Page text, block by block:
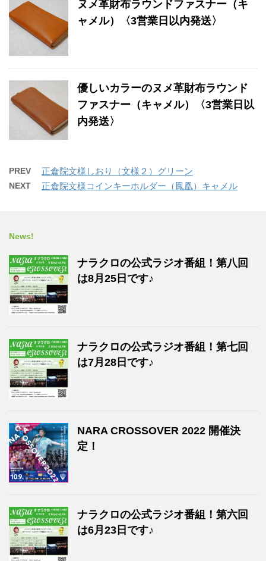
ヌメ革財布ラウンドファスナー（キ
ャメル）〈3営業日以内発送〉
優しいカラーのヌメ革財布ラウンド
ファスナー（キャメル）〈3営業日以
内発送〉
PREV 正倉院文様しおり（文様２）グリーン
NEXT 正倉院文様コインキーホルダー（鳳凰）キャメル
News!
ナラクロの公式ラジオ番組！第八回
は8月25日です♪
ナラクロの公式ラジオ番組！第七回
は7月28日です♪
NARA CROSSOVER 2022 開催決
定！
ナラクロの公式ラジオ番組！第六回
は6月23日です♪